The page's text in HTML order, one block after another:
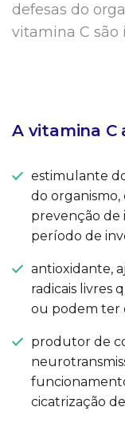
defesas do
vitamina C são
A vitamina C
estimulante
do
prevenção de
período de
antioxidante,
radicais livres
ou podem ter
produtor de
cicatrização